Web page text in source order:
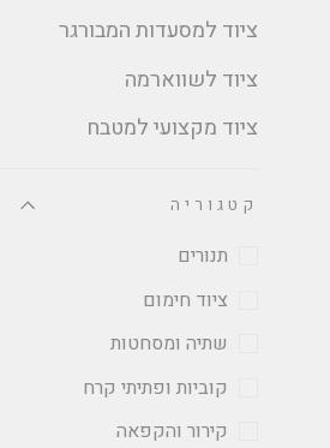
ציוד למסעדות המבורגר
ציוד לשווארמה
ציוד מקצועי למטבח
קטגוריה
תנורים
ציוד חימום
שתיה ומסחטות
קוביות ופתיתי קרח
קירור והקפאה